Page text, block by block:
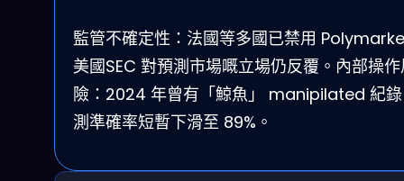
監管不確定性：法國等多國已禁用
美國SEC 對預測市場嘅立場仍反覆。內部操
險：2024 年曾有「鯨魚」 manipilated 紀
測準確率短暫下滑至 89%。